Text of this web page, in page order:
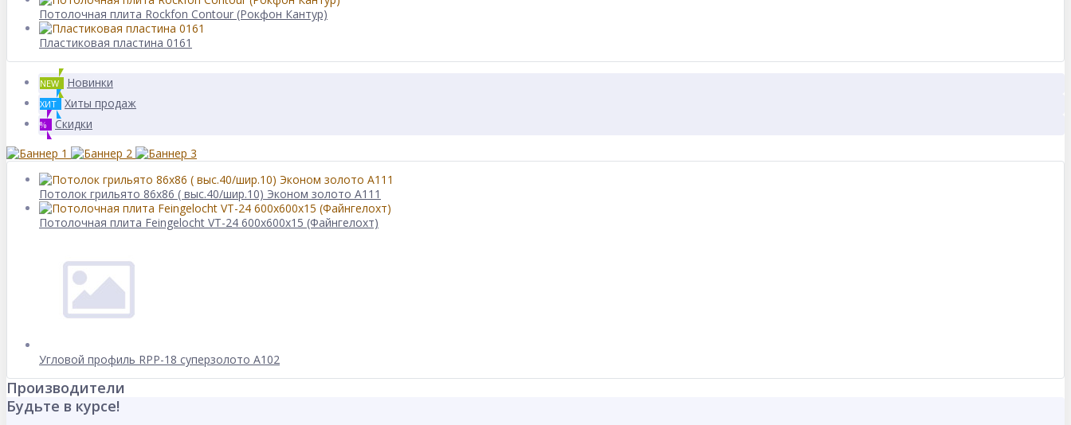
Потолочная плита Rockfon Contour (Рокфон Кантур)
Пластиковая пластина 0161
NEW Новинки
ХИТ Хиты продаж
% Скидки
Потолок грильято 86х86 ( выс.40/шир.10) Эконом золото А111
Потолочная плита Feingelocht VT-24 600x600x15 (Файнгелохт)
Угловой профиль RPP-18 суперзолото А102
Производители
Будьте в курсе!